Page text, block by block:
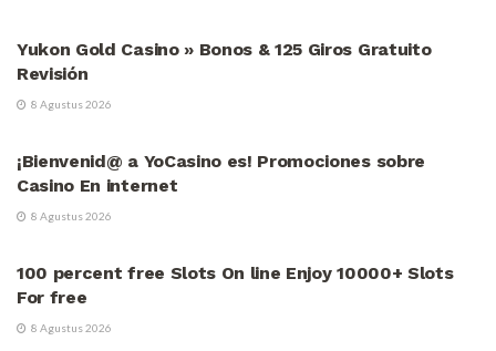
Yukon Gold Casino » Bonos & 125 Giros Gratuito
Revisión
8 Agustus 2026
¡Bienvenid@ a YoCasino es! Promociones sobre
Casino En internet
8 Agustus 2026
100 percent free Slots On line Enjoy 10000+ Slots
For free
8 Agustus 2026